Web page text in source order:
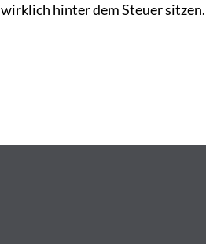
wirklich hinter dem Steuer sitzen.